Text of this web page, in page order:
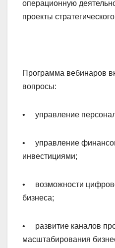
операционную
проекты
Программа вебинаров
вопросы:
• управление
• управление
инвестициями;
• возможности
бизнеса;
• развитие каналов
масштабирования